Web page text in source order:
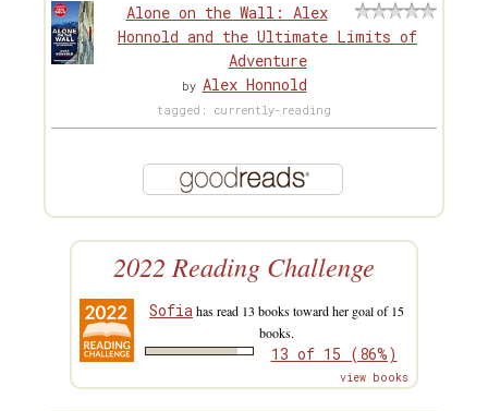
Alone on the Wall: Alex
Honnold and the Ultimate Limits of
Adventure
by Alex Honnold
tagged: currently-reading
2022 Reading Challenge
Sofiahas read 13 books toward her goal of 15
books.
13 of 15 (86%)
view books